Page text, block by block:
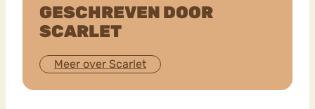
GESCHREVEN DOOR
SCARLET
Meer over Scarlet